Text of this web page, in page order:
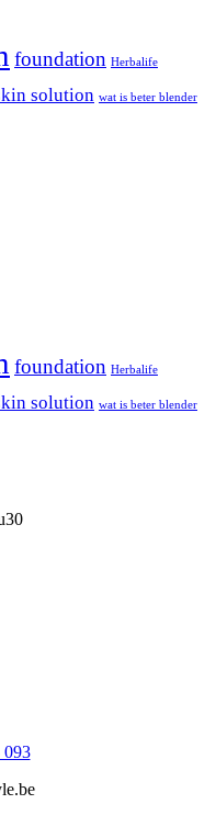
foundation Herbalife
solution wat is beter blender
foundation Herbalife
solution wat is beter blender
093